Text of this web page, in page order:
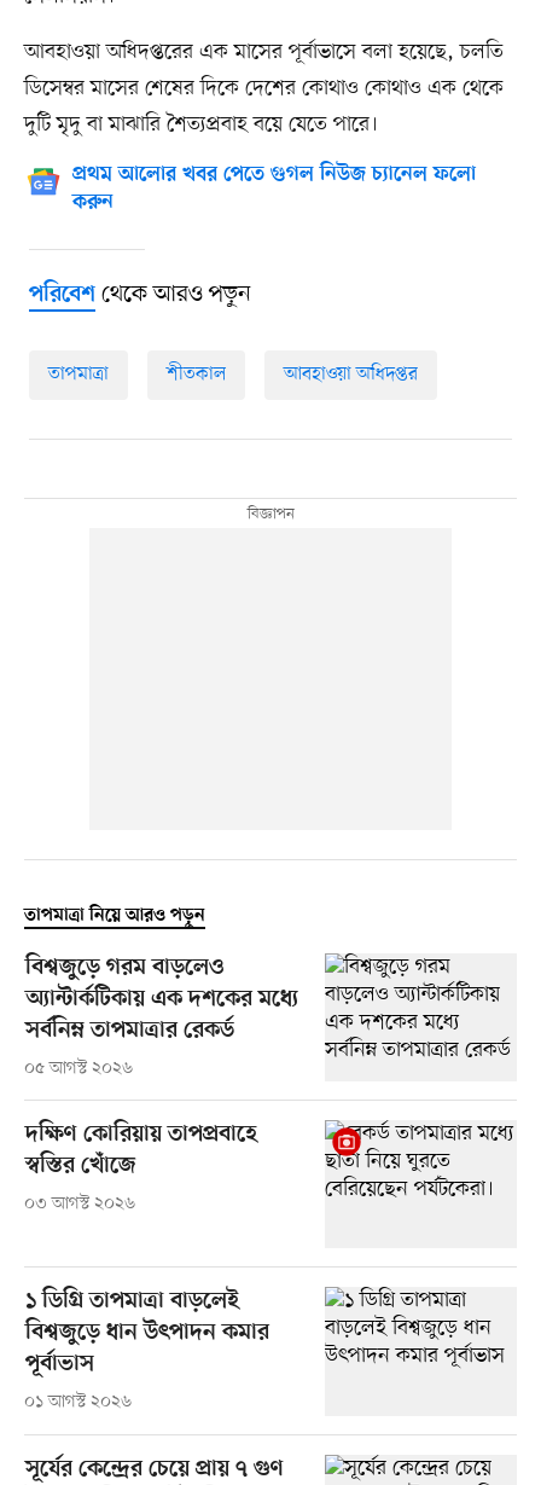
আবহাওয়া অধিদপ্তরের এক মাসের পূর্বাভাসে বলা হয়েছে, চলতি
ডিসেম্বর মাসের শেষের দিকে দেশের কোথাও কোথাও এক থেকে
দুটি মৃদু বা মাঝারি শৈত্যপ্রবাহ বয়ে যেতে পারে।
প্রথম আলোর খবর পেতে গুগল নিউজ চ্যানেল ফলো
করুন
পরিবেশথেকে আরও পড়ুন
তাপমাত্রা শীতকাল আবহাওয়া অধিদপ্তর
তাপমাত্রা নিয়ে আরও পড়ুন
বিশ্বজুড়ে গরম বাড়লেও
অ্যান্টার্কটিকায় এক দশকের মধ্যে
সর্বনিম্ন তাপমাত্রার রেকর্ড
০৫ আগস্ট ২০২৬
দক্ষিণ কোরিয়ায় তাপপ্রবাহে
স্বস্তির খোঁজে
০৩ আগস্ট ২০২৬
১ ডিগ্রি তাপমাত্রা বাড়লেই
বিশ্বজুড়ে ধান উৎপাদন কমার
পূর্বাভাস
০১ আগস্ট ২০২৬
সূর্যের কেন্দ্রের চেয়ে প্রায় ৭ গুণ